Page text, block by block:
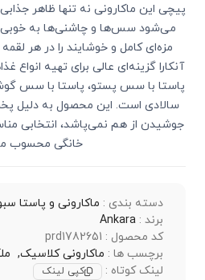
پیچی این ماکارونی نه تنها ظاهر
می‌شود سس‌ها و چاشنی‌ها به خوبی
مزه‌ای کامل و خوشایند را در هر
آنکارا گزینه‌ای عالی برای تهیه انواع
پاستا با سس پستو، پاستا با سس
سالادی است. این محصول به دلیل
جوشیدن از هم نمی‌پاشد، انتخابی
خانگی محسوب
دسته بندی : ماکارونی و پاستا
برند : Ankara
کد محصول : prd1782651
برچسب ها : ماکارونی کلاسیک,
لینک کوتاه :
کپی لینک